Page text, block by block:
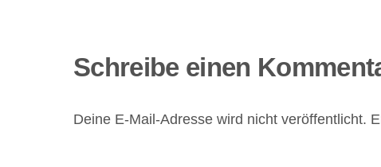
Schreibe einen
Deine E-Mail-Adresse wird nicht veröffentlicht.